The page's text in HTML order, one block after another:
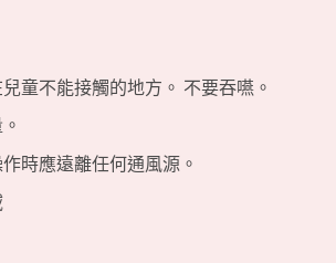
童不能接觸的地方。 不要吞嚥。
時應遠離任何通風源。